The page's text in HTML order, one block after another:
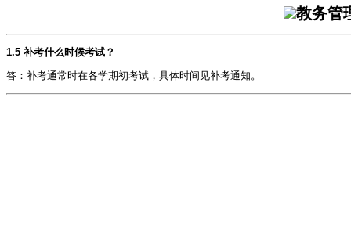
教务管
1.5 补考什么时候考试？
答：补考通常时在各学期初考试，具体时间见补考通知。